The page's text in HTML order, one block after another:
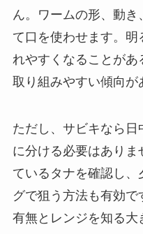
ん。ワームの形、動
て口を使わせます。明
れやすくなることが
取り組みやすい傾向が
ただし、サビキなら
に分ける必要はあり
ているタナを確認し
グで狙う方法も有効
有無とレンジを知る大